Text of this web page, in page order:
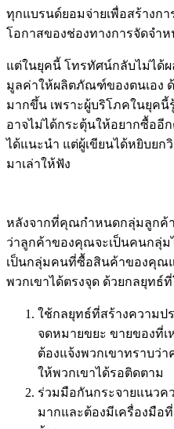
ทุกแบรนด์ยอมจ่ายเพื่อสร้างกา
โอกาสของช่องทางการจัดจำ
แต่ในยุคนี้ โทรทัศน์กลับไม่ได้ผ
มูลค่าให้ผลิตภัณฑ์ของตนเอง
มากขึ้น เพราะผู้บริโภคในยุค
อาจไม่ได้กระตุ้นให้อยากซื้ออี
ได้แนะนำ แต่ผู้เขียนได้หยิบยก
มาเล่าให้ฟัง
หลังจากที่คุณกำหนดกลุ่มลูกค้
ว่าลูกค้าของคุณจะเป็นคนกลุ่ม
เป็นกลุ่มคนที่ซื้อสินค้าของคุณ
พวกเขาได้ตรงจุด ด้วยกลยุทธ์ที่
ใช้กลยุทธ์ที่สร้างความป
จดหมายขยะ ขายของที่
ต้องแจ้งพวกเขาทราบว่
ให้พวกเขาได้รอติดตาม
ร่วมมือกันกระจายแนวค
มากและต้องมีเครื่องมือ